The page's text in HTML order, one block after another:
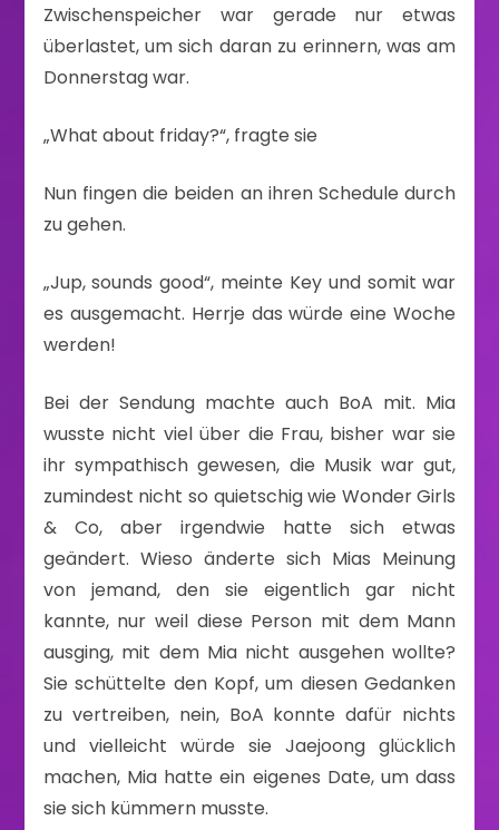
Zwischenspeicher war gerade nur etwas
überlastet, um sich daran zu erinnern, was am
Donnerstag war.
„What about friday?“, fragte sie
Nun fingen die beiden an ihren Schedule durch
zu gehen.
„Jup, sounds good“, meinte Key und somit war
es ausgemacht. Herrje das würde eine Woche
werden!
Bei der Sendung machte auch BoA mit. Mia
wusste nicht viel über die Frau, bisher war sie
ihr sympathisch gewesen, die Musik war gut,
zumindest nicht so quietschig wie Wonder Girls
& Co, aber irgendwie hatte sich etwas
geändert. Wieso änderte sich Mias Meinung
von jemand, den sie eigentlich gar nicht
kannte, nur weil diese Person mit dem Mann
ausging, mit dem Mia nicht ausgehen wollte?
Sie schüttelte den Kopf, um diesen Gedanken
zu vertreiben, nein, BoA konnte dafür nichts
und vielleicht würde sie Jaejoong glücklich
machen, Mia hatte ein eigenes Date, um dass
sie sich kümmern musste.